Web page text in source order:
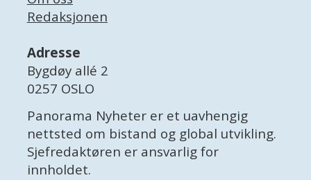
Redaksjonen
Adresse
Bygdøy allé 2
0257 OSLO
Panorama Nyheter er et uavhengig
nettsted om bistand og global utvikling.
Sjefredaktøren er ansvarlig for
innholdet.